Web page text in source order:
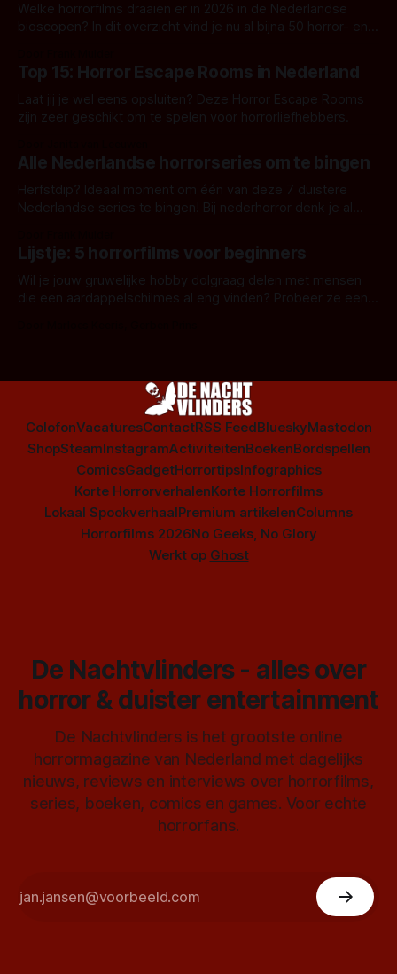
Welke horrorfilms draaien er in 2026 in de Nederlandse
bioscopen? In dit overzicht vind je nu al bijna 50 horror- en
Top 15: Horror Escape Rooms in Nederland
Laat jij je wel eens opsluiten? Deze Horror Escape Rooms
zijn zeer geschikt om te spelen voor horrorliefhebbers.
Alle Nederlandse horrorseries om te bingen
Herfstdip? Ideaal moment om één van deze 7 duistere
Nederlandse series te bingen! Bij nederhorror denk je al
Amsterdamned of The Johnsons. Maar Nederlandse horror
is niet beperkt tot films. Hier een aantal Nederlandse tv-
series uit het duistere of horrorgenre. Als
Lijstje: 5 horrorfilms voor beginners
Wil je jouw gruwelijke hobby dolgraag delen met mensen
die een aardappelschilmes al eng vinden? Probeer ze eens
ColofonVacaturesContactRSS FeedBlueskyMastodon
ShopSteamInstagramActiviteitenBoekenBordspellen
ComicsGadgetHorrortipsInfographics
Korte HorrorverhalenKorte Horrorfilms
Lokaal SpookverhaalPremium artikelenColumns
Horrorfilms 2026No Geeks, No Glory
Werkt op Ghost
De Nachtvlinders - alles over
horror & duister entertainment
De Nachtvlinders is het grootste online
horrormagazine van Nederland met dagelijks
nieuws, reviews en interviews over horrorfilms,
series, boeken, comics en games. Voor echte
horrorfans.